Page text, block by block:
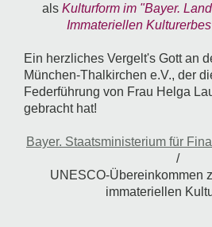
als Kulturform im "Bayer.
Immateriellen
Ein herzliches Vergelt's Gott an
München-Thalkirchen e.V., der
Federführung von Frau Helga
gebracht hat!
Bayer. Staatsministerium für
/
UNESCO-Übereinkommen
immateriellen